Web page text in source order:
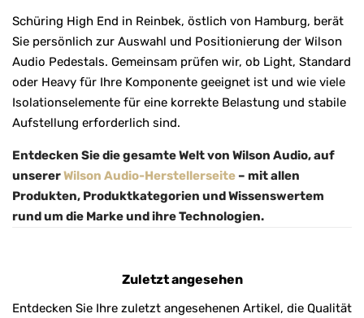
Schüring High End in Reinbek, östlich von Hamburg, berät
Sie persönlich zur Auswahl und Positionierung der Wilson
Audio Pedestals. Gemeinsam prüfen wir, ob Light, Standard
oder Heavy für Ihre Komponente geeignet ist und wie viele
Isolationselemente für eine korrekte Belastung und stabile
Aufstellung erforderlich sind.
Entdecken Sie die gesamte Welt von Wilson Audio, auf
unsererWilson Audio-Herstellerseite– mit allen
Produkten, Produktkategorien und Wissenswertem
rund um die Marke und ihre Technologien.
Zuletzt angesehen
Entdecken Sie Ihre zuletzt angesehenen Artikel, die Qualität